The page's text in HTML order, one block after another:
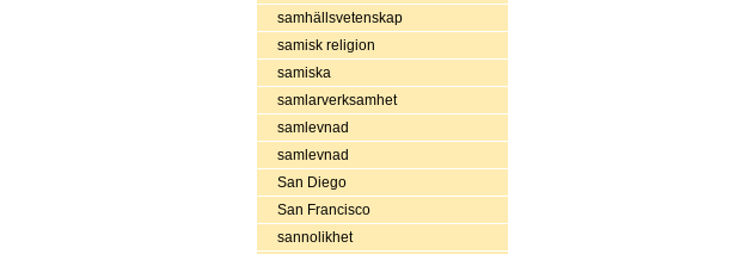
samhällsvetenskap
samisk religion
samiska
samlarverksamhet
samlevnad
samlevnad
San Diego
San Francisco
sannolikhet